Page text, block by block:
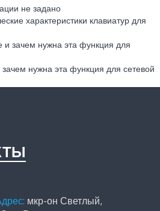
характеристики клавиатур для
зачем нужна эта функция для сетевой
мкр-он Светлый,